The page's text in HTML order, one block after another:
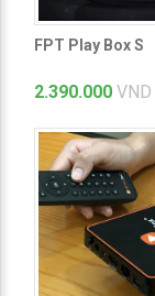
FPT Play Box S
2.390.000 VND